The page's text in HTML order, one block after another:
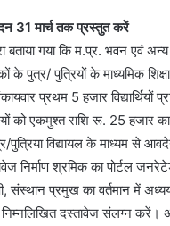
31 मार्च तक प्रस्तुत करें
बताया गया कि म.प्र. भवन एवं अन्य
के पुत्र/ पुत्रियों के माध्‍यमिक
प्रथम 5 हजार विद्यार्थियों
को एकमुश्‍त राशि रू. 25 हजार
पुत्रिया विद्यायल के माध्‍यम से
श्रमिक का पोर्टल
संस्‍थान प्रमुख का वर्तमान में
दस्तावेज संलग्‍न करें।